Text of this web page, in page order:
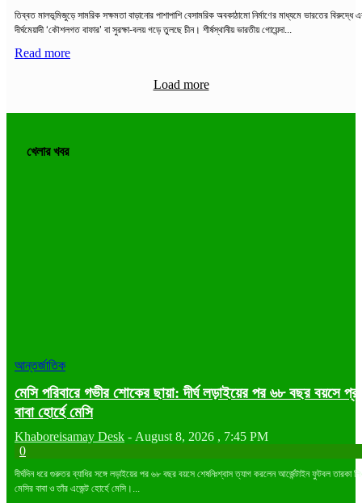
তিব্বত মালভূমিজুড়ে সামরিক সক্ষমতা বাড়ানোর পাশাপাশি বেসামরিক অবকাঠামো নির্মাণের মাধ্যমে ভারতের বিরুদ্ধে
দীর্ঘমেয়াদী ‘কৌশলগত বাফার’ বা সুরক্ষা-বলয় গড়ে তুলছে চীন। শীর্ষস্থানীয় ভারতীয় গোয়েন্দা...
Read more
Load more
খেলার খবর
আন্তর্জাতিক
মেসি পরিবারে গভীর শোকের ছায়া: দীর্ঘ লড়াইয়ের পর ৬৮ বছর বয়সে
বাবা হোর্হে মেসি
Khaboreisamay Desk - August 8, 2026 , 7:45 PM
0
দীর্ঘদিন ধরে গুরুতর ব্যাধির সঙ্গে লড়াইয়ের পর ৬৮ বছর বয়সে শেষনিঃশ্বাস ত্যাগ করলেন আর্জেন্টাইন ফুটবল তারকা
মেসির বাবা ও তাঁর এজেন্ট হোর্হে মেসি।...